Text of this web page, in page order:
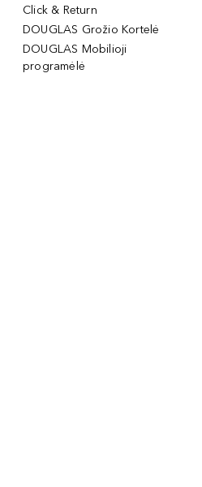
Click & Return
DOUGLAS Grožio Kortelė
DOUGLAS Mobilioji
programėlė